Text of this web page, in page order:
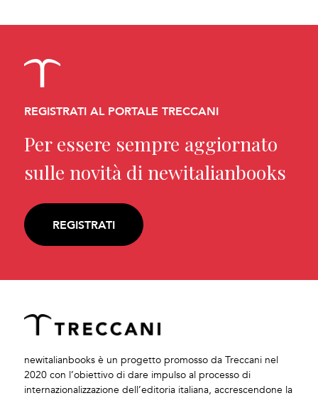
REGISTRATI AL PORTALE TRECCANI
Per essere sempre aggiornato
sulle novità di newitalianbooks
REGISTRATI
newitalianbooks è un progetto promosso da Treccani nel
2020 con l’obiettivo di dare impulso al processo di
internazionalizzazione dell’editoria italiana, accrescendone la